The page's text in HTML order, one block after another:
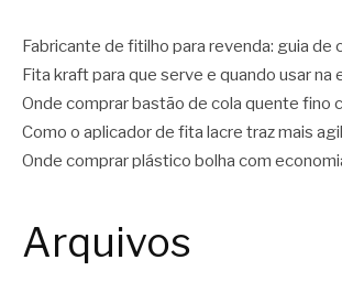
Fabricante de fitilho para revenda: guia de
Fita kraft para que serve e quando usar na
Onde comprar bastão de cola quente fino
Como o aplicador de fita lacre traz mais
Onde comprar plástico bolha com
Arquivos